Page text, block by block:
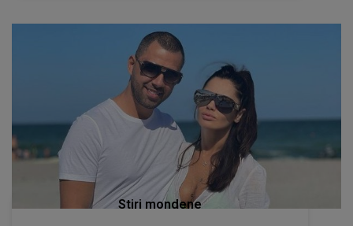
Stiri mondene